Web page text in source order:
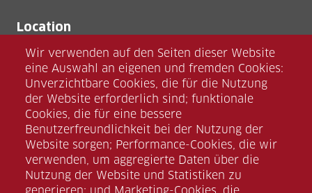
Wir verwenden auf den Seiten dieser Website
eine Auswahl an eigenen und fremden Cookies:
Unverzichtbare Cookies, die für die Nutzung
der Website erforderlich sind; funktionale
Cookies, die für eine bessere
Benutzerfreundlichkeit bei der Nutzung der
Website sorgen; Performance-Cookies, die wir
verwenden, um aggregierte Daten über die
Nutzung der Website und Statistiken zu
Location
umtec Halle GmbH
Zscherbener Landstraße 13
D-06126 Halle (Saale)
Facebook